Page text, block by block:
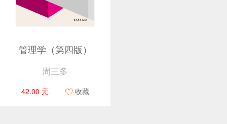
管理学（第四版）
周三多
42.00 元 收藏